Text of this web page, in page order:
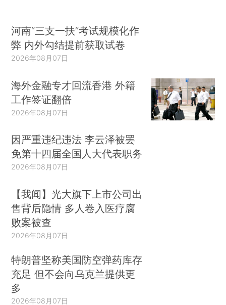
河南“三支一扶”考试规模化作
弊 内外勾结提前获取试卷
2026年08月07日
海外金融专才回流香港 外籍
工作签证翻倍
2026年08月07日
因严重违纪违法 李云泽被罢
免第十四届全国人大代表职务
2026年08月07日
【我闻】光大旗下上市公司出
售背后隐情 多人卷入医疗腐
败案被查
2026年08月07日
特朗普坚称美国防空弹药库存
充足 但不会向乌克兰提供更
多
2026年08月07日